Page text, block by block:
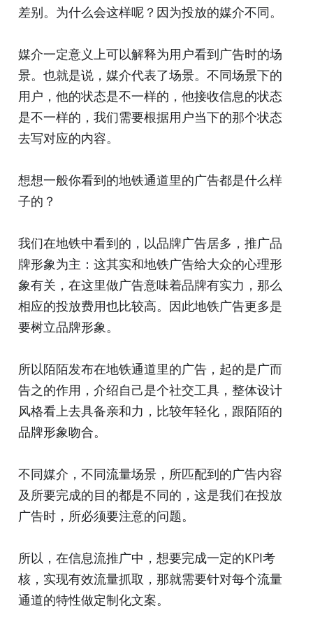
差别。为什么会这样呢？因为投放的媒介不同。
媒介一定意义上可以解释为用户看到广告时的场
景。也就是说，媒介代表了场景。不同场景下的
用户，他的状态是不一样的，他接收信息的状态
是不一样的，我们需要根据用户当下的那个状态
去写对应的内容。
想想一般你看到的地铁通道里的广告都是什么样
子的？
我们在地铁中看到的，以品牌广告居多，推广品
牌形象为主：这其实和地铁广告给大众的心理形
象有关，在这里做广告意味着品牌有实力，那么
相应的投放费用也比较高。因此地铁广告更多是
要树立品牌形象。
所以陌陌发布在地铁通道里的广告，起的是广而
告之的作用，介绍自己是个社交工具，整体设计
风格看上去具备亲和力，比较年轻化，跟陌陌的
品牌形象吻合。
不同媒介，不同流量场景，所匹配到的广告内容
及所要完成的目的都是不同的，这是我们在投放
广告时，所必须要注意的问题。
所以，在信息流推广中，想要完成一定的KPI考
核，实现有效流量抓取，那就需要针对每个流量
通道的特性做定制化文案。